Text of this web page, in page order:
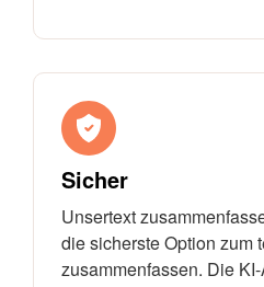
Sicher
Unsertext
die sicherste Option zum
zusammenfassen. Die